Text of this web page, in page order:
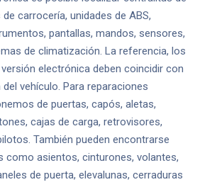
carrocería, unidades de ABS,
pantallas, mandos, sensores,
de climatización. La referencia, los
electrónica deben coincidir con
vehículo. Para reparaciones
de puertas, capós, aletas,
cajas de carga, retrovisores,
También pueden encontrarse
como asientos, cinturones, volantes,
de puerta, elevalunas, cerraduras